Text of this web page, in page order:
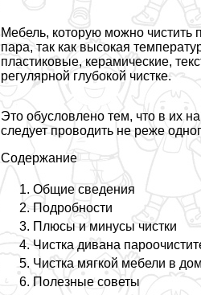
Мебель, которую можно
пара, так как высокая
пластиковые, керамические,
регулярной глубокой чистке.
Это обусловлено тем, что в их
следует проводить не реже
Содержание
Общие сведения
Подробности
Плюсы и минусы чистки
Чистка дивана
Чистка мягкой мебели в
Полезные советы